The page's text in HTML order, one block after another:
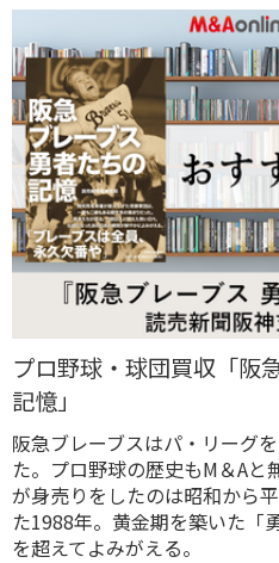
プロ野球・球団買収「阪
記憶」
阪急ブレーブスはパ・リーグ
た。プロ野球の歴史もM＆A
が身売りをしたのは昭和から
た1988年。黄金期を築いた「
を超えてよみがえる。